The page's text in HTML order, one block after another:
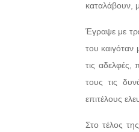
καταλάβουν,
Έγραψε με
του καιγόταν
τις αδελφές,
τους τις
επιτέλους
Στο τέλος